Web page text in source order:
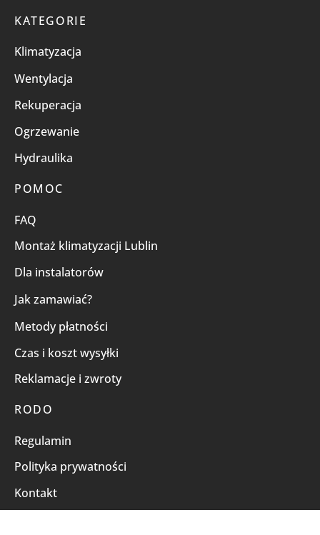
KATEGORIE
Klimatyzacja
Wentylacja
Rekuperacja
Ogrzewanie
Hydraulika
POMOC
FAQ
Montaż klimatyzacji Lublin
Dla instalatorów
Jak zamawiać?
Metody płatności
Czas i koszt wysyłki
Reklamacje i zwroty
RODO
Regulamin
Polityka prywatności
Kontakt